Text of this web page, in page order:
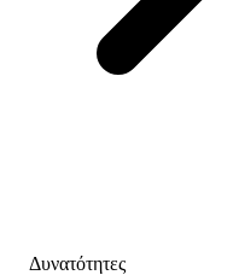
Δυνατότητες